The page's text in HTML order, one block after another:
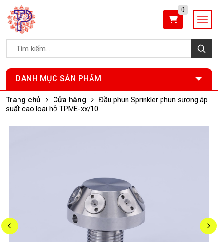
0
DANH MỤC SẢN PHẨM
Trang chủ Cửa hàng
Đầu phun Sprinkler phun sương áp
suất cao loại hở TPME-xx/10